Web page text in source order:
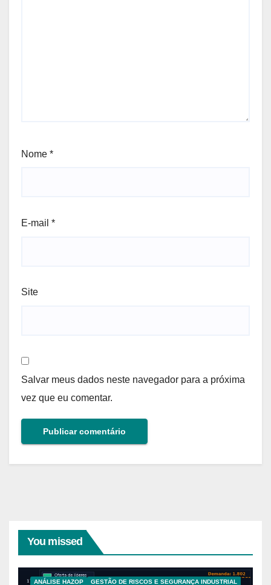
Nome *
E-mail *
Site
Salvar meus dados neste navegador para a próxima
vez que eu comentar.
You missed
ANÁLISE HAZOP
GESTÃO DE RISCOS E SEGURANÇA INDUSTRIAL